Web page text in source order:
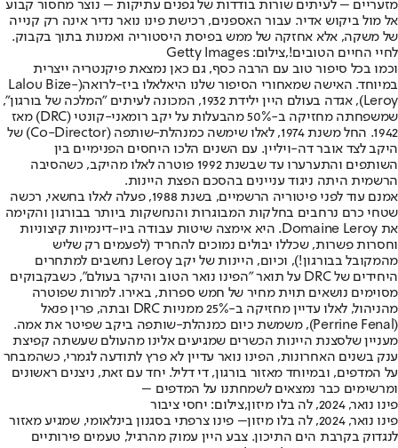
מזעריים – לעיתים שורות בודדות של גפנים עתיקות – נוצר מחסור קבוע
אל מול ביקוש אדיר. עבור האספנים, רכישת פינו נואר נדיר אינה רק קנייה
של משקה, אלא אחזקה של ממש בפיסת היסטוריה ואמנות בתוך בקבוק.
לחיי החיים הטובים!,צילום: Getty Images
וכמו בכל סיפור טוב עם הרבה כסף, גם כאן נמצאת פיקנטריה ייצרית
במיוחד. האישה שמאחורי הסיפור שלנו היאלאלו ביז-לרואה (Lalou Bize-
Leroy), אגדה בעולם היין ילידת 1932, המכונה לעיתים "המלכה של בורגון",
שמשפחתה מחזיקה ב-50% מהבעלות על יקב רומאני-קונטי (DRC) מאז
1942. החל משנת 1974, לאלו שימשה כמנהלת-שותפה (Co-Director) של
היקב לצד אובר דה-ויליין. עם השנים הלכו היחסים הפנימיים בין
השותפים והתערערו עד שבשנת 1992 פוטרה לאלו מהיקב, כשהסיבה
הרשמית היתה ניגוד עניינים בהסכם הפצת היינות.
אמנם עוד לפני פיטוריה הרשמיים, בשנת 1988, פעלה לאלו בחשאי, רכשה
שטחי כרם נרחבים בחלקות המבוגרות והנחשקות ביותר בבורגון והקימה
את Domaine Leroy. היא אימצה שיטות עבודה ביו-דינמיות קיצוניות
וחסרות פשרות, שכללו יבולים נמוכים להחריד (לפעמים רק שליש
מהמקובל בבורגון!), וכיום, היינות של יקב Leroy נחשבים למתחרים
היחידים של DRC על תואר "הפינו נואר הטוב והיקר בעולם", כשבקבוקים
מסוימים נושאים תוית מחיר של חמש ספרות, באירו. למרות שפוטרה
מהניהול, לאלו עדיין מחזיקה ב-25% ממניות DRC ובתה, פרין פנאל
(Perrine Fenal), משמשת כיום כמנהלת-שותפה ביקב שפיטר את אמה.
מעניין שלסצנת היינות הכשרים שמגיעים אלינו מהעולם שעשתה קפיצת
ענק בשנים האחרונות, הפינו נואר עדיין לא פרץ לתודעה לגמרי, כשהמבחר
על המדפים, ובמיוחד מאזור בורגון, די דליל. יחד עם זאת, ניצנים ראשונים
ומרשימים כבר נמצאים לשמחתנו על המדפים –
פינו נואר, 2024, לה בלו מיזון,צילום: יחסי ציבור
פינו נואר, 2024, לה בלו מיזון
– פינו צרפתי בסגנון בינלאומי, שמגיע מאזור
לנגדוק בקרבת הים התיכון. צבע היין עמוק מהרגיל, טעמים פירותיים